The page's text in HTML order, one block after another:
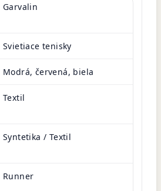
Garvalin
Svietiace tenisky
Modrá, červená, biela
Textil
Syntetika / Textil
Runner